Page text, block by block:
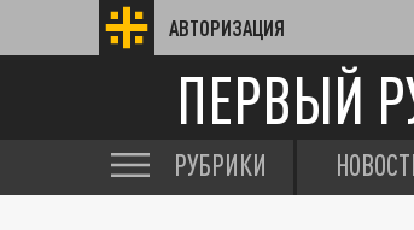
АВТОРИЗАЦИЯ
ПЕРВЫЙ
РУБРИКИ